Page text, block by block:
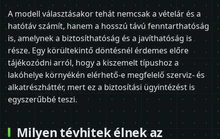
A modell választásakor tehát nemcsak a vételár és a
hatótáv számít, hanem a hosszú távú fenntarthatóság
is, amelynek a biztosíthatóság és a javíthatóság is
része. Egy körültekintő döntésnél érdemes előre
tájékozódni arról, hogy a kiszemelt típushoz a
lakóhelye környékén elérhető-e megfelelő szerviz- és
alkatrészháttér, mert ez a biztosítási ügyintézést is
egyszerűbbé teszi.
Milyen tévhitek élnek az